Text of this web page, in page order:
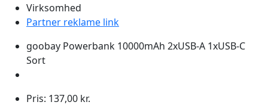
Virksomhed
Partner reklame link
goobay Powerbank 10000mAh 2xUSB-A 1xUSB-C
Sort
Pris: 137,00 kr.